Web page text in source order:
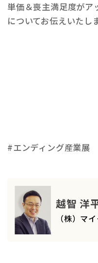
単価＆喪主満足度がア
についてお伝えいたし
#エンディング産業展
越智 洋
（株）マ